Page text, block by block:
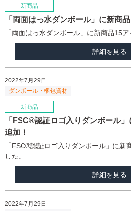
「両面はっ水ダンボール」に新商
「両面はっ水ダンボール」に新商品15ア
詳細を見る
2022年7月29日
「FSC®認証ロゴ入りダンボール
追加！
「FSC®認証ロゴ入りダンボール」に新
した。
詳細を見る
2022年7月29日